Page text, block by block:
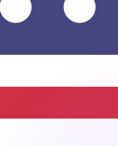
Umrechner. Dies dient